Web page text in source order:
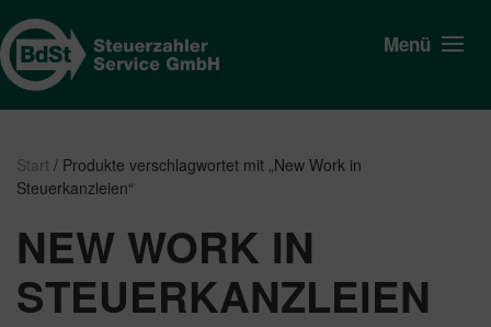
Menü
Start / Produkte verschlagwortet mit „New Work in
Steuerkanzleien“
NEW WORK IN
STEUERKANZLEIEN